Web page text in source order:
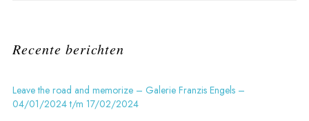
Recente berichten
Leave the road and memorize – Galerie Franzis Engels –
04/01/2024 t/m 17/02/2024